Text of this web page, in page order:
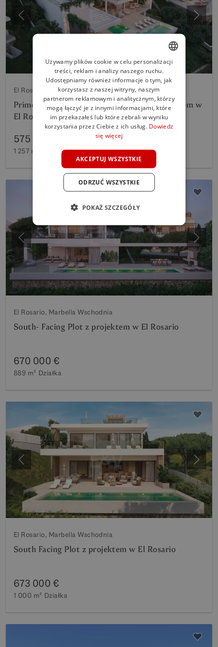
Poprzedni
El Rosario, Marbella Wschodnia
Prime Building Plot z oszałamiającym projektem w
El Rosario
575 000 €
1 257 m² Działka
Poprzedni
El Rosario, Marbella Wschodnia
South- Facing Plot z projektem w El Rosario
670 000 €
889 m² Działka
Poprzedni
El Rosario, Marbella Wschodnia
South Facing Plot z projektem w El Rosario
673 000 €
1 000 m² Działka
ENGLISH
SPANISH
FRENCH
GERMAN
Używamy plików cookie w celu personalizacji
treści, reklam i analizy naszego ruchu.
Udostępniamy również informacje o tym, jak
korzystasz z naszej witryny, naszym
partnerom reklamowym i analitycznym, którzy
mogą łączyć je z innymi informacjami, które
im przekazałeś lub które zebrali w wyniku
korzystania przez Ciebie z ich usług. Dowiedz
się więcej
AKCEPTUJ WSZYSTKIE
ODRZUĆ WSZYSTKIE
POKAŻ SZCZEGÓŁY